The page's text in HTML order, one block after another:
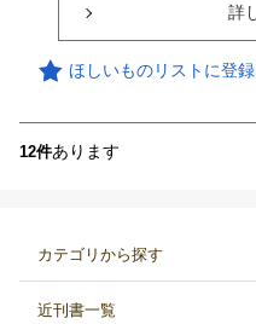
詳
ほしいものリストに登録
12件あります
カテゴリから探す
近刊書一覧